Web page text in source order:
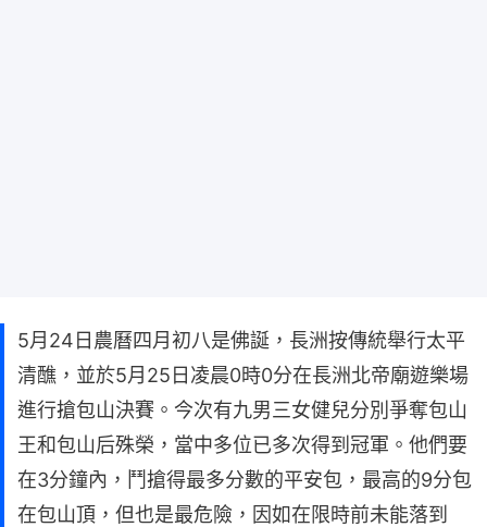
5月24日農曆四月初八是佛誕，長洲按傳統舉行太平
清醮，並於5月25日凌晨0時0分在長洲北帝廟遊樂場
進行搶包山決賽。今次有九男三女健兒分別爭奪包山
王和包山后殊榮，當中多位已多次得到冠軍。他們要
在3分鐘內，鬥搶得最多分數的平安包，最高的9分包
在包山頂，但也是最危險，因如在限時前未能落到